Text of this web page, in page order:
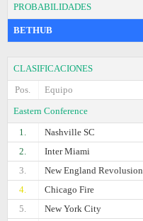
PROBABILIDADES
BETHUB
CLASIFICACIONES
Pos.
Equipo
Eastern Conference
1.
Nashville SC
2.
Inter Miami
3.
New England Revolusion
4.
Chicago Fire
5.
New York City